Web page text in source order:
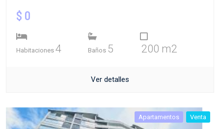
$ 0
Habitaciones 4 Baños 5 200 m2
Ver detalles
Apartamentos Venta